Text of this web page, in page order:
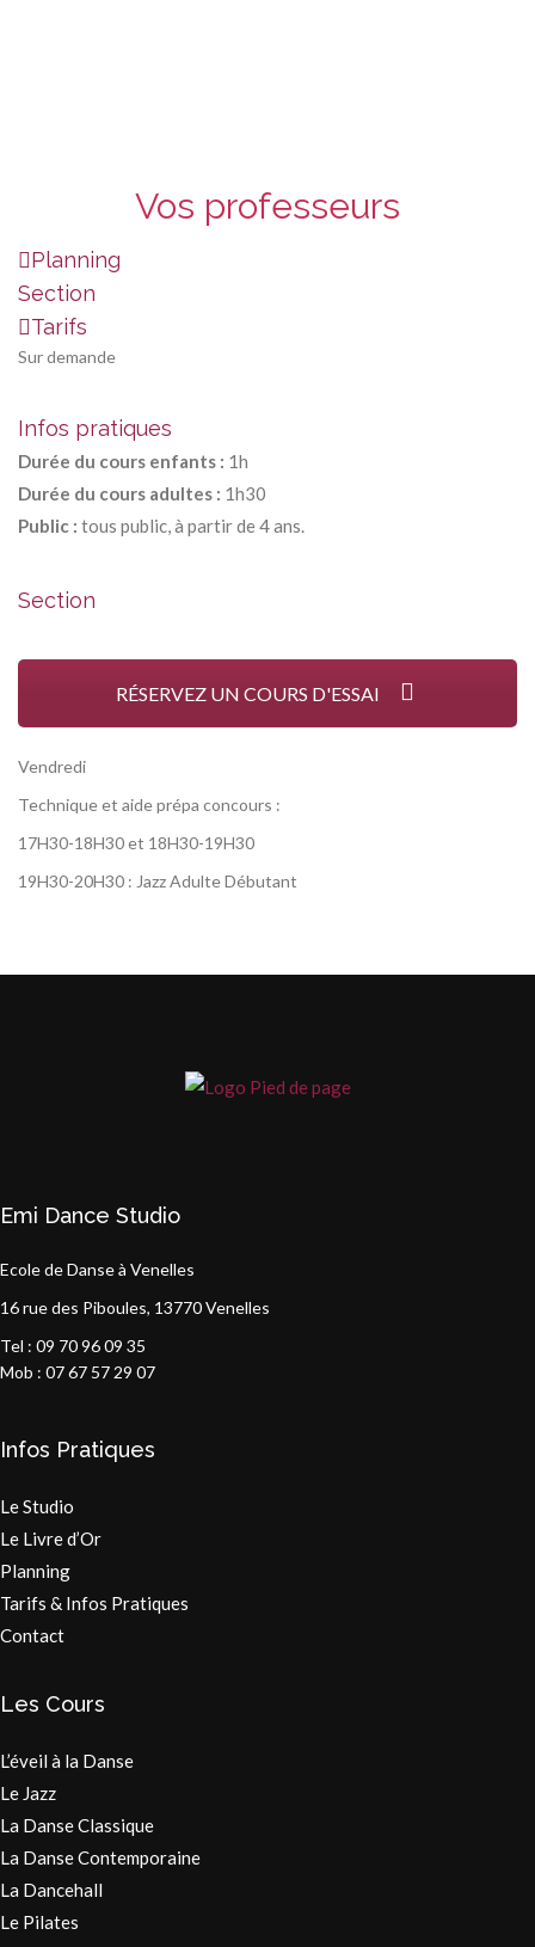
Vos professeurs
Planning
Section
Tarifs
Sur demande
Infos pratiques
Durée du cours enfants : 1h
Durée du cours adultes : 1h30
Public : tous public, à partir de 4 ans.
Section
RÉSERVEZ UN COURS D'ESSAI
Vendredi
Technique et aide prépa concours :
17H30-18H30 et 18H30-19H30
19H30-20H30 : Jazz Adulte Débutant
Emi Dance Studio
Ecole de Danse à Venelles
16 rue des Piboules, 13770 Venelles
Tel : 09 70 96 09 35
Mob : 07 67 57 29 07
Infos Pratiques
Le Studio
Le Livre d’Or
Planning
Tarifs & Infos Pratiques
Contact
Les Cours
L’éveil à la Danse
Le Jazz
La Danse Classique
La Danse Contemporaine
La Dancehall
Le Pilates